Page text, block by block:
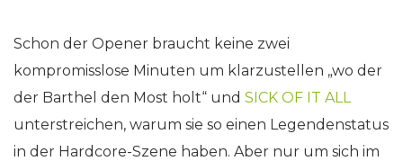
Schon der Opener braucht keine zwei
kompromisslose Minuten um klarzustellen „wo der
der Barthel den Most holt“ und SICK OF IT ALL
unterstreichen, warum sie so einen Legendenstatus
in der Hardcore-Szene haben. Aber nur um sich im